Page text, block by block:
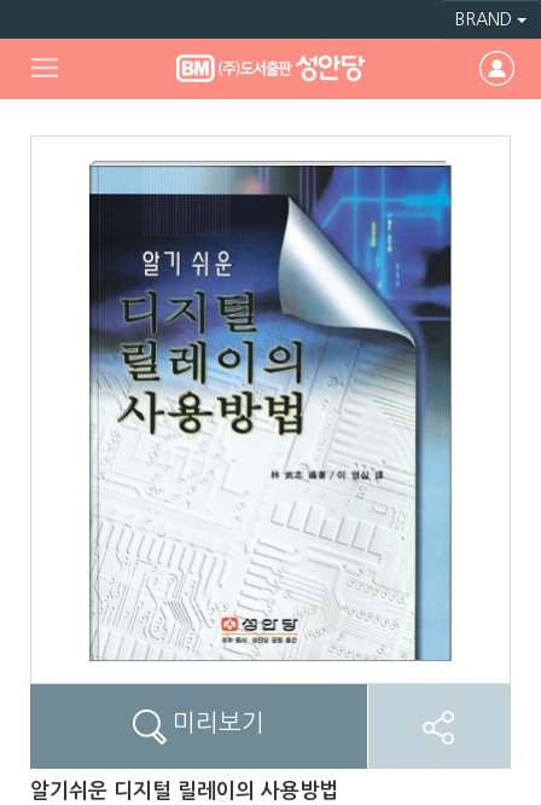
BRAND
미리보기
알기쉬운 디지털 릴레이의 사용방법